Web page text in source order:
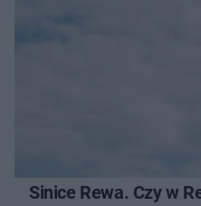
Sinice Rewa. Czy w